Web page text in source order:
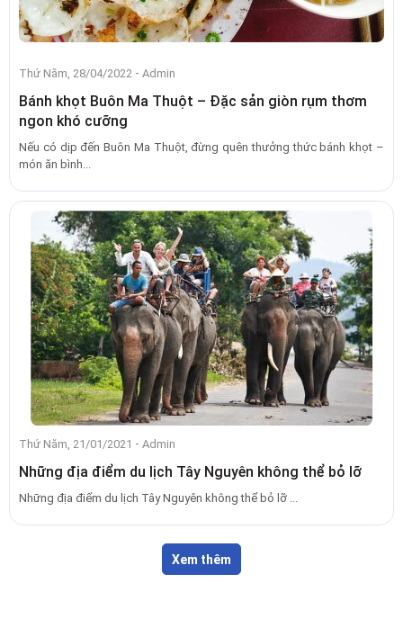
Thứ Năm, 28/04/2022 - Admin
Bánh khọt Buôn Ma Thuột – Đặc sản giòn rụm thơm
ngon khó cưỡng
Nếu có dịp đến Buôn Ma Thuột, đừng quên thưởng thức bánh khọt –
món ăn bình...
Thứ Năm, 21/01/2021 - Admin
Những địa điểm du lịch Tây Nguyên không thể bỏ lỡ
Những địa điểm du lịch Tây Nguyên không thể bỏ lỡ ...
Xem thêm